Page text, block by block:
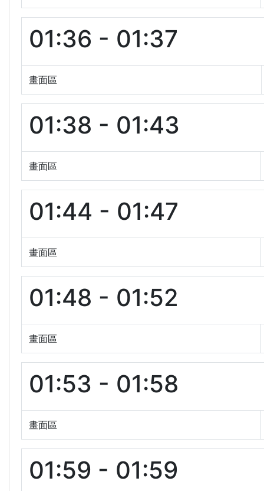
01:36 - 01:37
畫面區
01:38 - 01:43
畫面區
01:44 - 01:47
畫面區
01:48 - 01:52
畫面區
01:53 - 01:58
畫面區
01:59 - 01:59